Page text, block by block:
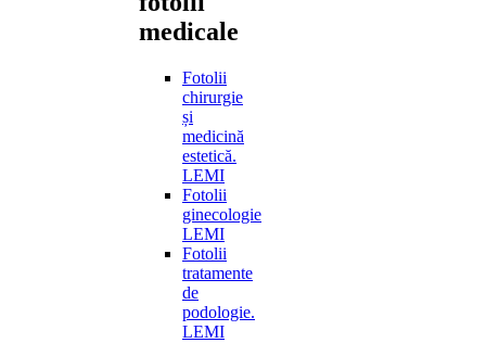
medicale
Fotolii
chirurgie
și
medicină
estetică.
LEMI
Fotolii
ginecologie
LEMI
Fotolii
tratamente
de
podologie.
LEMI